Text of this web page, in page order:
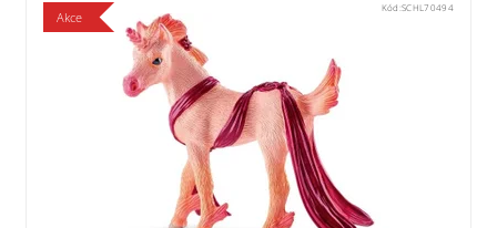
Akce
Kód:SCHL70494